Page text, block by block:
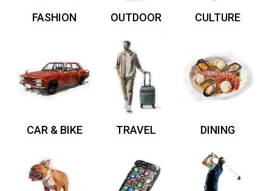
FASHION OUTDOOR CULTURE
CAR & BIKE TRAVEL DINING